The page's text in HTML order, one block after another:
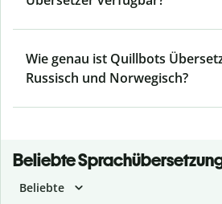
Wie genau ist Quillbots
Russisch und Norwegisch?
Beliebte
Beliebte